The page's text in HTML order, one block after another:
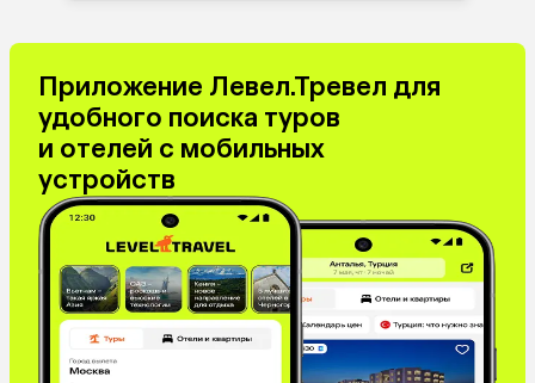
Приложение Левел.Тревел для
удобного поиска туров
и отелей с мобильных
устройств